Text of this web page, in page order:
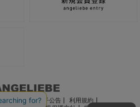
会社概要 電子公告
利用規約